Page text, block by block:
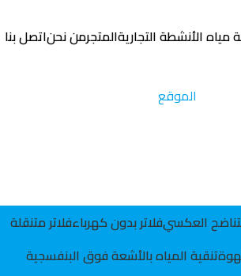
مياه الأنشطة التجاريةالمتجرمن نحناتصل بنا
الموقع
العكسيفلاتر بدون كهرباءفلاتر متنقلة
تنقية المياه بالأشعة فوق البنفسجية